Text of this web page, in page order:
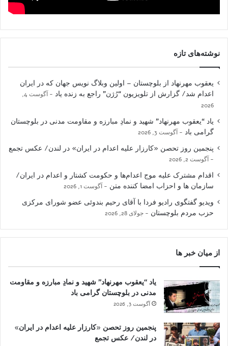
نوشته‌های تازه
یعقوب مهرنهاد از بلوچستان – اولین وبلاگ نویس جهان که در ایران
اعدام شد/ گزارش از تلویزیون “رُژن” راجع به زنده یاد
آگوست 4,
2026
یاد “یعقوب مهرنهاد” شهید و نمادِ مبارزه و مقاومت مدنی در بلوچستان
گرامی باد
آگوست 3, 2026
پنجمین روز تحصن «کارزار علیه اعدام در ایران» در لندن/ عکس تجمع
آگوست 2, 2026
اقدام مشترک علیه موج اعدام‌ها و حکومت کشتار و اعدام در ایران/
سازمان ها و احزاب امضا کننده متن
آگوست 1, 2026
ویدیو گفتگوی رادیو فردا با آقای رحیم بندوئی عضو شورای مرکزی
حزب مردم بلوچستان
جولای 28, 2026
از میان خبر ها
یاد “یعقوب مهرنهاد” شهید و نمادِ مبارزه و مقاومت
مدنی در بلوچستان گرامی باد
آگوست 3, 2026
پنجمین روز تحصن «کارزار علیه اعدام در ایران»
در لندن/ عکس تجمع